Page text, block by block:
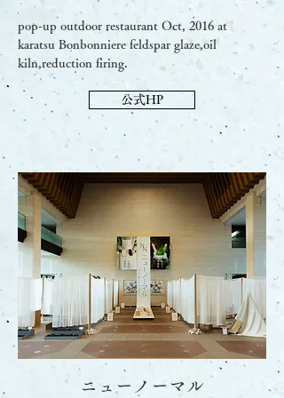
pop-up outdoor restaurant Oct, 2016 at
karatsu Bonbonniere feldspar glaze,oil
kiln,reduction firing.
公式HP
ニューノーマル